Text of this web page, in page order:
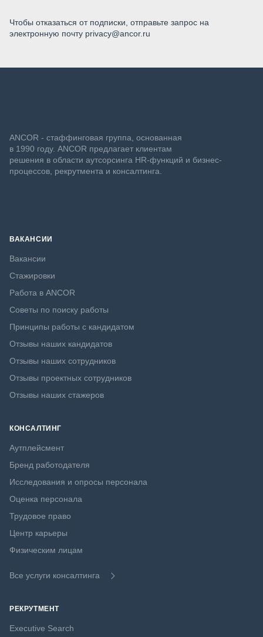
Чтобы отказаться от подписки, отправьте запрос на
электронную почту privacy@ancor.ru
ANCOR - стаффинговая группа, основанная
в 1990 году. ANCOR предлагает клиентам
решения в области аутсорсинга HR-функций и бизнес-
процессов, рекрутмента и консалтинга.
ВАКАНСИИ
Вакансии
Стажировки
Работа в ANCOR
Советы по поиску работы
Принципы работы с кандидатом
Отзывы наших кандидатов
Отзывы наших сотрудников
Отзывы проектных сотрудников
Отзывы наших стажеров
КОНСАЛТИНГ
Аутплейсмент
Бренд работодателя
Исследования и опросы персонала
Оценка персонала
Трудовое право
Центр карьеры
Физическим лицам
Все услуги консалтинга
РЕКРУТМЕНТ
Executive Search